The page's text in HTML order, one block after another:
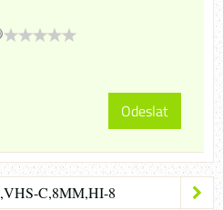
Odeslat
C,8MM,HI-8